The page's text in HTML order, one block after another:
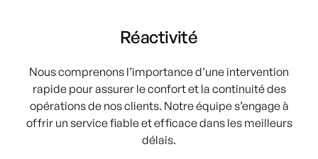
Réactivité
Nous comprenons l’importance d’une intervention
rapide pour assurer le confort et la continuité des
opérations de nos clients. Notre équipe s’engage à
offrir un service fiable et efficace dans les meilleurs
délais.